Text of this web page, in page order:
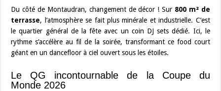
Du côté de Montaudran, changement de décor ! Sur 800 m² de
terrasse, l’atmosphère se fait plus minérale et industrielle. C’est
le quartier général de la fête avec un coin DJ sets dédié. Ici, le
rythme s’accélère au fil de la soirée, transformant ce food court
géant en un dancefloor à ciel ouvert sous les étoiles.
Le QG incontournable de la Coupe du
Monde 2026